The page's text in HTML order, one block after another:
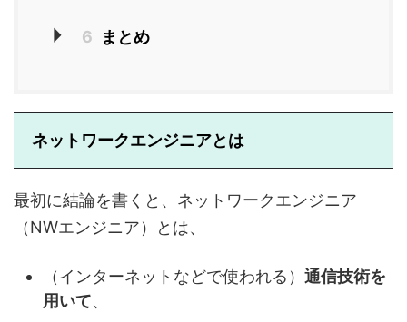
6 まとめ
ネットワークエンジニアとは
最初に結論を書くと、ネットワークエンジニア
（NWエンジニア）とは、
（インターネットなどで使われる） 通信技術を
用いて、